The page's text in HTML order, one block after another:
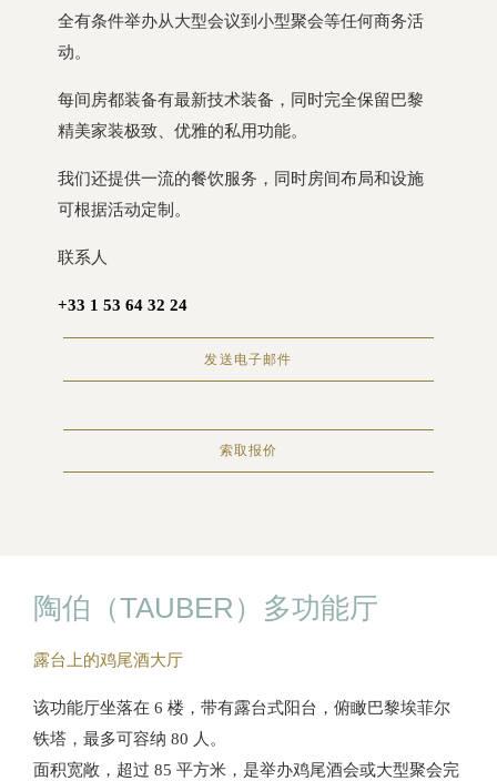
全有条件举办从大型会议到小型聚会等任何商务活
动。
每间房都装备有最新技术装备，同时完全保留巴黎
精美家装极致、优雅的私用功能。
我们还提供一流的餐饮服务，同时房间布局和设施
可根据活动定制。
联系人
+33 1 53 64 32 24
发送电子邮件
索取报价
陶伯（TAUBER）多功能厅
露台上的鸡尾酒大厅
该功能厅坐落在 6 楼，带有露台式阳台，俯瞰巴黎埃菲尔
铁塔，最多可容纳 80 人。
面积宽敞，超过 85 平方米，是举办鸡尾酒会或大型聚会完